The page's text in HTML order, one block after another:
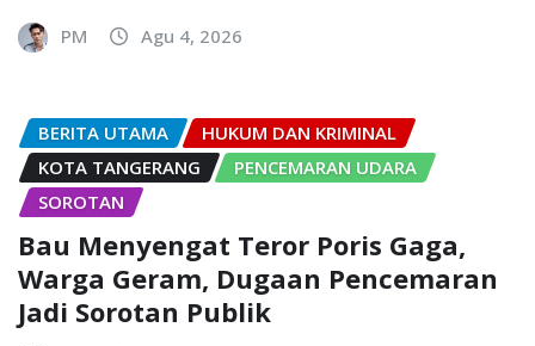
PM Agu 4, 2026
BERITA UTAMA
HUKUM DAN KRIMINAL
KOTA TANGERANG
PENCEMARAN UDARA
SOROTAN
Bau Menyengat Teror Poris Gaga,
Warga Geram, Dugaan Pencemaran
Jadi Sorotan Publik